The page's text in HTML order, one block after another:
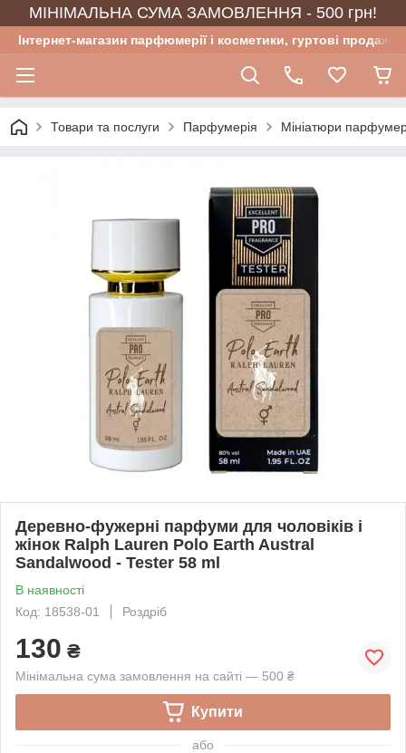
МІНІМАЛЬНА СУМА ЗАМОВЛЕННЯ - 500 грн!
Інтернет-магазин парфюмерії і косметики, гуртові продажі
Товари та послуги Парфумерія Мініатюри
Деревно-фужерні парфуми для чоловіків і
жінок Ralph Lauren Polo Earth Austral
Sandalwood - Tester 58 ml
В наявності
Код: 18538-01
Роздріб
130 ₴
Мінімальна сума замовлення на сайті — 500 ₴
Купити
або